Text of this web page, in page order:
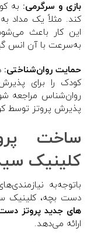
بازی و سرگرمی: به
کند. مثلاً یک مداد
این کار باعث
به‌سرعت با آن انس
حمایت روان‌شناختی:
کودک را برای
روان‌شناس مراجعه
پذیرش پروتز توسط
ساخت
کلینیک
باتوجه‌به
دست بچه، کلینیک
های جدید پروتز
ارائه می‌دهد.